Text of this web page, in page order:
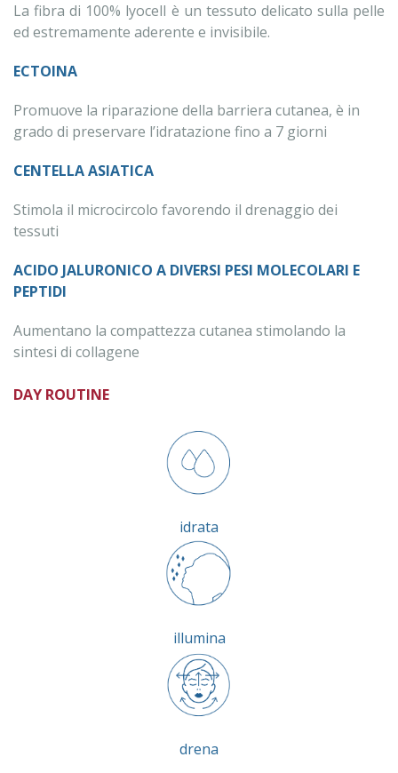
La fibra di 100% lyocell è un tessuto delicato sulla pelle
ed estremamente aderente e invisibile.
ECTOINA
Promuove la riparazione della barriera cutanea, è in
grado di preservare l’idratazione fino a 7 giorni
CENTELLA ASIATICA
Stimola il microcircolo favorendo il drenaggio dei
tessuti
ACIDO JALURONICO A DIVERSI PESI MOLECOLARI E
PEPTIDI
Aumentano la compattezza cutanea stimolando la
sintesi di collagene
DAY ROUTINE
idrata
illumina
drena